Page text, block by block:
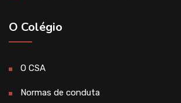
O Colégio
O CSA
Normas de conduta